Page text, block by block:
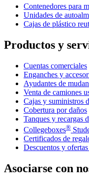
Contenedores para
Unidades de
Cajas de plástico
Productos y
Cuentas comerciales
Enganches y
Ayudantes de
Venta de camiones
Cajas y suministros
Cobertura por daños
Tanques y recargas
Collegeboxes®
Certificados de
Descuentos y
Asociarse con